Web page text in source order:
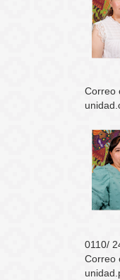
Correo
0110/
Correo